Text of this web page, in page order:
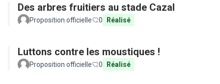
Des arbres fruitiers au stade Cazal
Proposition officielle 0 Réalisé
Luttons contre les moustiques !
Proposition officielle 0 Réalisé